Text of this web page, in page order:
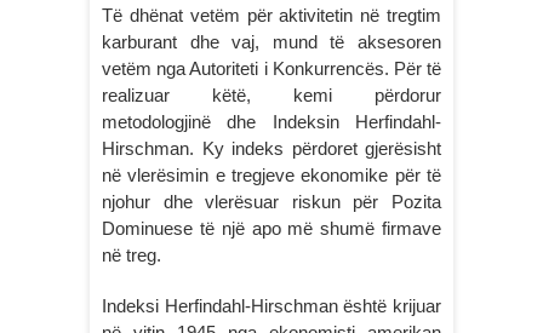
Të dhënat vetëm për aktivitetin në tregtim
karburant dhe vaj, mund të aksesoren
vetëm nga Autoriteti i Konkurrencës. Për të
realizuar këtë, kemi përdorur
metodologjinë dhe Indeksin Herfindahl-
Hirschman. Ky indeks përdoret gjerësisht
në vlerësimin e tregjeve ekonomike për të
njohur dhe vlerësuar riskun për Pozita
Dominuese të një apo më shumë firmave
në treg.
Indeksi Herfindahl-Hirschman është krijuar